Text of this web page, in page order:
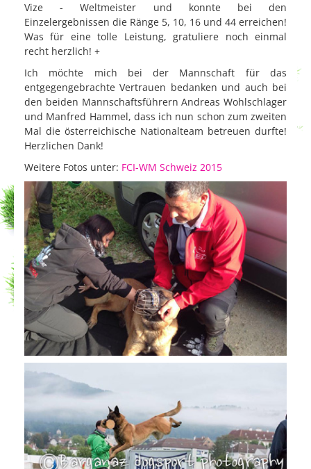
Vize - Weltmeister und konnte bei den
Einzelergebnissen die Ränge 5, 10, 16 und 44 erreichen!
Was für eine tolle Leistung, gratuliere noch einmal
recht herzlich! +
Ich möchte mich bei der Mannschaft für das
entgegengebrachte Vertrauen bedanken und auch bei
den beiden Mannschaftsführern Andreas Wohlschlager
und Manfred Hammel, dass ich nun schon zum zweiten
Mal die österreichische Nationalteam betreuen durfte!
Herzlichen Dank!
Weitere Fotos unter: FCI-WM Schweiz 2015